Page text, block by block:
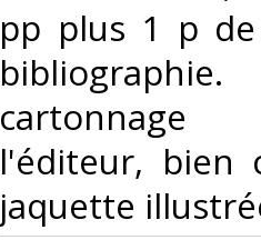
pp plus 1 p
l'éditeur, bien
jaquette